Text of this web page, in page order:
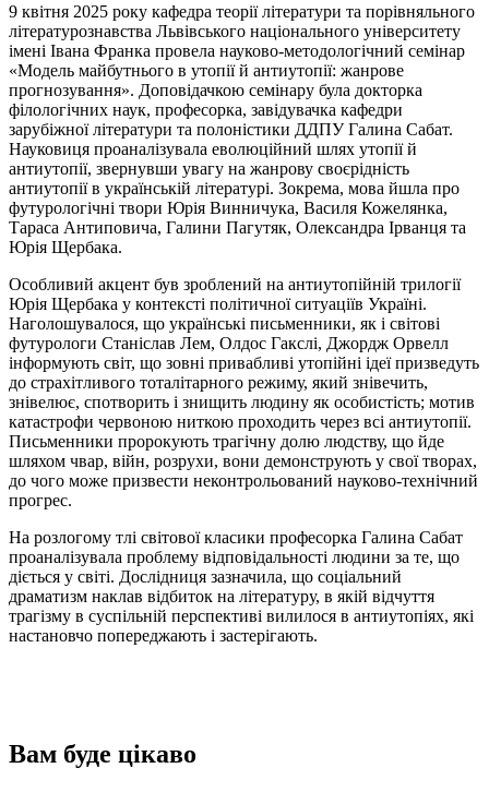
9 квітня 2025 року кафедра теорії літератури та порівняльного
літературознавства Львівського національного університету
імені Івана Франка провела науково-методологічний семінар
«Модель майбутнього в утопії й антиутопії: жанрове
прогнозування». Доповідачкою семінару була докторка
філологічних наук, професорка, завідувачка кафедри
зарубіжної літератури та полоністики ДДПУ Галина Сабат.
Науковиця проаналізувала еволюційний шлях утопії й
антиутопії, звернувши увагу на жанрову своєрідність
антиутопії в українській літературі. Зокрема, мова йшла про
футурологічні твори Юрія Винничука, Василя Кожелянка,
Тараса Антиповича, Галини Пагутяк, Олександра Ірванця та
Юрія Щербака.
Особливий акцент був зроблений на антиутопійній трилогії
Юрія Щербака у контексті політичної ситуаціїв Україні.
Наголошувалося, що українські письменники, як і світові
футурологи Станіслав Лем, Олдос Гакслі, Джордж Орвелл
інформують світ, що зовні привабливі утопійні ідеї призведуть
до страхітливого тоталітарного режиму, який знівечить,
знівелює, спотворить і знищить людину як особистість; мотив
катастрофи червоною ниткою проходить через всі антиутопії.
Письменники пророкують трагічну долю людству, що йде
шляхом чвар, війн, розрухи, вони демонструють у свої творах,
до чого може призвести неконтрольований науково-технічний
прогрес.
На розлогому тлі світової класики професорка Галина Сабат
проаналізувала проблему відповідальності людини за те, що
діється у світі. Дослідниця зазначила, що соціальний
драматизм наклав відбиток на літературу, в якій відчуття
трагізму в суспільній перспективі вилилося в антиутопіях, які
настановчо попереджають і застерігають.
Вам буде цікаво